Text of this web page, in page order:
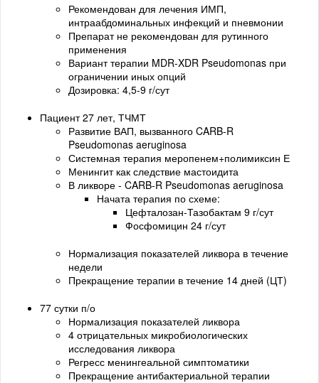
Рекомендован для лечения ИМП,
интраабдоминальных инфекций и пневмонии
Препарат не рекомендован для рутинного
применения
Вариант терапии MDR-XDR Pseudomonas при
ограничении иных опций
Дозировка: 4,5-9 г/сут
Пациент 27 лет, ТЧМТ
Развитие ВАП, вызванного CARB-R
Pseudomonas aeruginosa
Системная терапия меропенем+полимиксин Е
Менингит как следствие мастоидита
В ликворе - CARB-R Pseudomonas aeruginosa
Начата терапия по схеме:
Цефталозан-Тазобактам 9 г/сут
Фосфомицин 24 г/сут
Нормализация показателей ликвора в течение
недели
Прекращение терапии в течение 14 дней (ЦТ)
77 сутки п/о
Нормализация показателей ликвора
4 отрицательных микробиологических
исследования ликвора
Регресс менингеальной симптоматики
Прекращение антибактериальной терапии